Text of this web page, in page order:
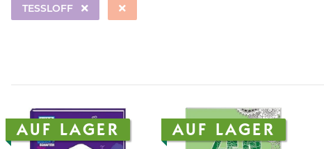
TESSLOFF
AUF LAGER AUF LAGER